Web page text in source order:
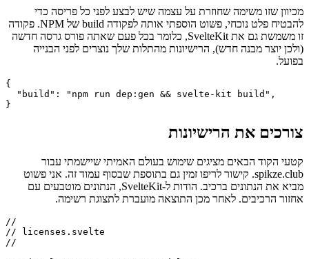
עם כל בניית SvelteKit
מכיוון שזו משימה שחוזרת על עצמה שיש לבצע לפני כל פריסה כדי
להבטיח פלט נוכחי, פשוט הוספתי אותה לפקודה build של NPM. פקודה
זו משמשת גם את SvelteKit, כלומר בכל פעם שאתה פורס גרסה חדשה
צורכים את הרישיונות
spikze.club. קישור לריפו זמין גם בתוספת שבסוף עמוד זה. אני פשוט